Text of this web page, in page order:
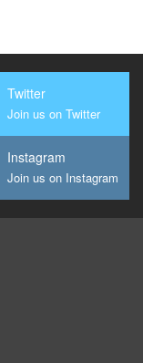
Twitter
Join us on Twitter
Instagram
Join us on Instagram